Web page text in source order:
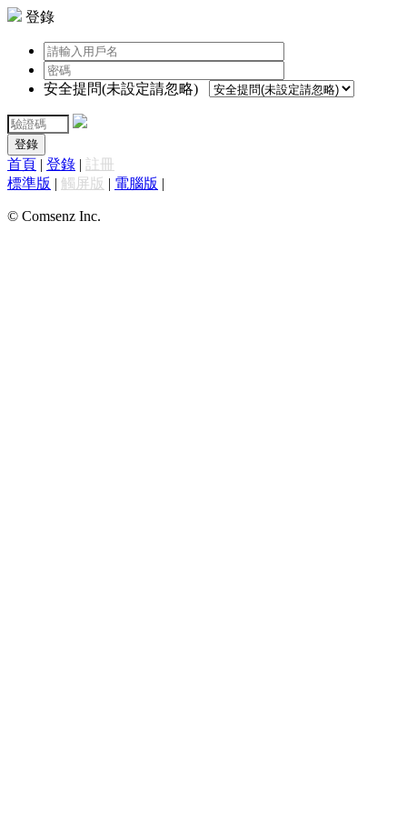
登錄
安全提問(未設定請忽略)
登錄
首頁 | 登錄 | 註冊
標準版 | 觸屏版 | 電腦版 |
© Comsenz Inc.